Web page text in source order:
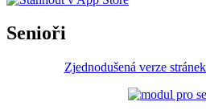
Senioři
Zjednodušená verze